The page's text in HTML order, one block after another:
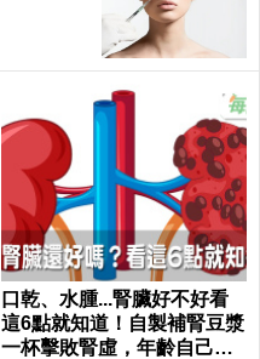
口乾、水腫...腎臟好不好看
這6點就知道！自製補腎豆漿
一杯擊敗腎虛，年齡自己決